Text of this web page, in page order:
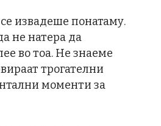
извадеше понатаму.
не натера да
во тоа. Не знаеме
трогателни
моменти за